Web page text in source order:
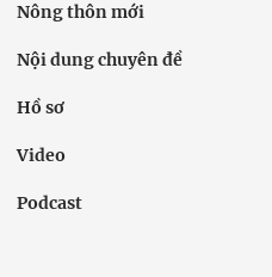
Nông thôn mới
Nội dung chuyên đề
Hồ sơ
Video
Podcast